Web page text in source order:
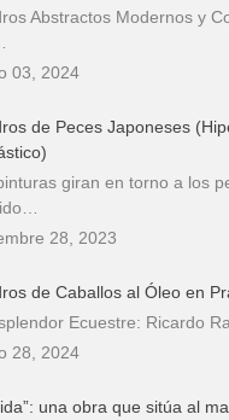
Abstractos Modernos y
03, 2024
de Peces Japoneses
giran en torno a los
28, 2023
de Caballos al Óleo en
Ecuestre: Ricardo
28, 2024
una obra que sitúa al